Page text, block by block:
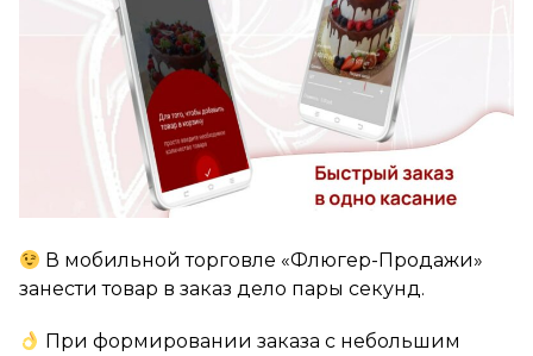
В мобильной торговле «Флюгер-Продажи»
занести товар в заказ дело пары секунд.
При формировании заказа с небольшим